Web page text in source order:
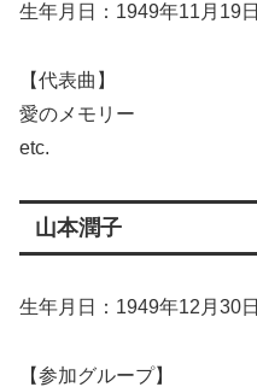
生年月日：1949年11月19日
【代表曲】
愛のメモリー
etc.
山本潤子
生年月日：1949年12月30日
【参加グループ】